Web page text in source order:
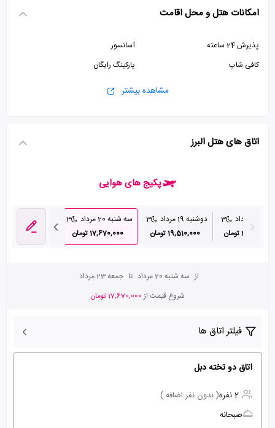
امکانات هتل و محل اقامت
پذیرش 24 ساعته
آسانسور
کافی شاپ
پارکینگ رایگان
مشاهده بیشتر
اتاق های هتل البرز
پکیج های هوایی
3
تومان
دوشنبه 19 مرداد
3
19,510,000 تومان
سه شنبه 20 مرداد
3
17,670,000 تومان
چهارشنبه 21 مرداد
18,460,000 تومان
از سه شنبه 20 مرداد تا جمعه 23 مرداد
شروع قیمت از17,670,000 تومان
فیلتر اتاق ها
اتاق دو تخته دبل
2 نفره
( بدون نفر اضافه )
صبحانه